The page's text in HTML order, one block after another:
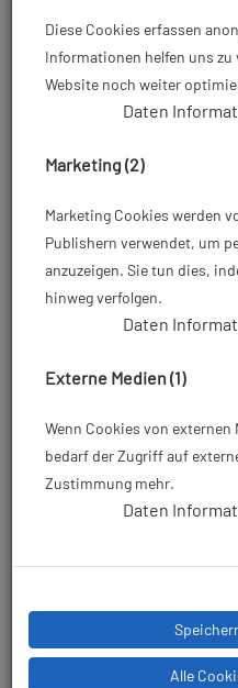
1.974,50 €
Diese Cookies erfassen
Informationen helfen uns
Website noch weiter
Daten
Marketing (2)
Marketing Cookies werden
Publishern verwendet, um
anzuzeigen. Sie tun dies,
hinweg verfolgen.
Daten
Externe Medien (1)
Wenn Cookies von
bedarf der Zugriff auf
Zustimmung mehr.
Daten
Alle